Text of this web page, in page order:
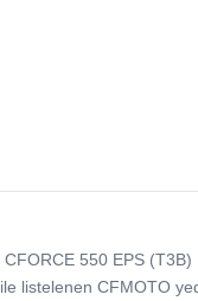
550 EPS
listelenen CFMOTO